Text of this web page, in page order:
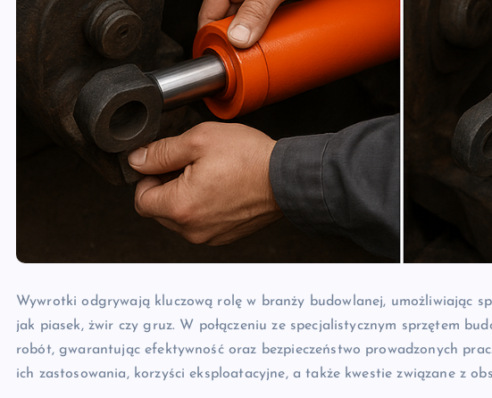
Wywrotki odgrywają kluczową rolę w branży budowlanej, umożliwiając
jak piasek, żwir czy gruz. W połączeniu ze specjalistycznym sprzętem
robót, gwarantując efektywność oraz bezpieczeństwo prowadzonych
ich zastosowania, korzyści eksploatacyjne, a także kwestie związane z